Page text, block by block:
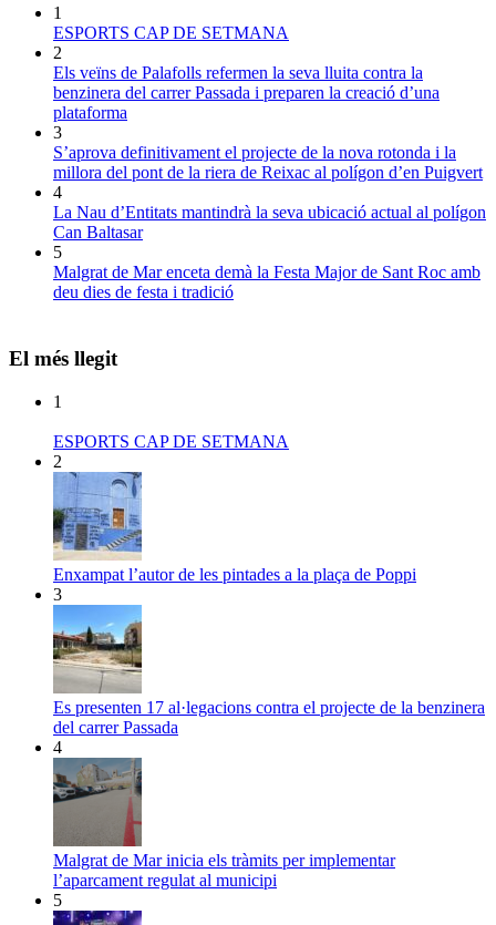
1
ESPORTS CAP DE SETMANA
2
Els veïns de Palafolls refermen la seva lluita contra la
benzinera del carrer Passada i preparen la creació d’una
plataforma
3
S’aprova definitivament el projecte de la nova rotonda i la
millora del pont de la riera de Reixac al polígon d’en Puigvert
4
La Nau d’Entitats mantindrà la seva ubicació actual al polígon
Can Baltasar
5
Malgrat de Mar enceta demà la Festa Major de Sant Roc amb
deu dies de festa i tradició
El més llegit
1
ESPORTS CAP DE SETMANA
2
Enxampat l’autor de les pintades a la plaça de Poppi
3
Es presenten 17 al·legacions contra el projecte de la benzinera
del carrer Passada
4
Malgrat de Mar inicia els tràmits per implementar
l’aparcament regulat al municipi
5